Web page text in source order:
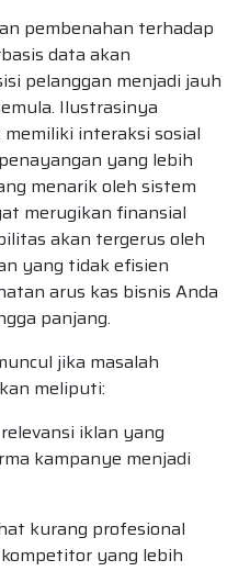
pembenahan terhadap
data akan
pelanggan menjadi jauh
Ilustrasinya
interaksi sosial
yang lebih
menarik oleh sistem
merugikan finansial
akan tergerus oleh
yang tidak efisien
arus kas bisnis Anda
panjang.
jika masalah
meliputi:
iklan yang
kampanye menjadi
kurang profesional
yang lebih